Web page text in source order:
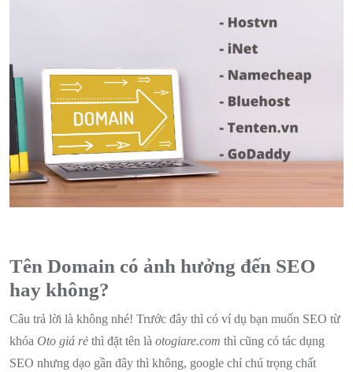
Tên Domain có ảnh hưởng đến SEO
hay không?
Câu trả lời là không nhé! Trước đây thì có ví dụ bạn muốn SEO từ
khóa Oto giá rẻ thì đặt tên là otogiare.com thì cũng có tác dụng
SEO nhưng dạo gần đây thì không, google chỉ chú trọng chất